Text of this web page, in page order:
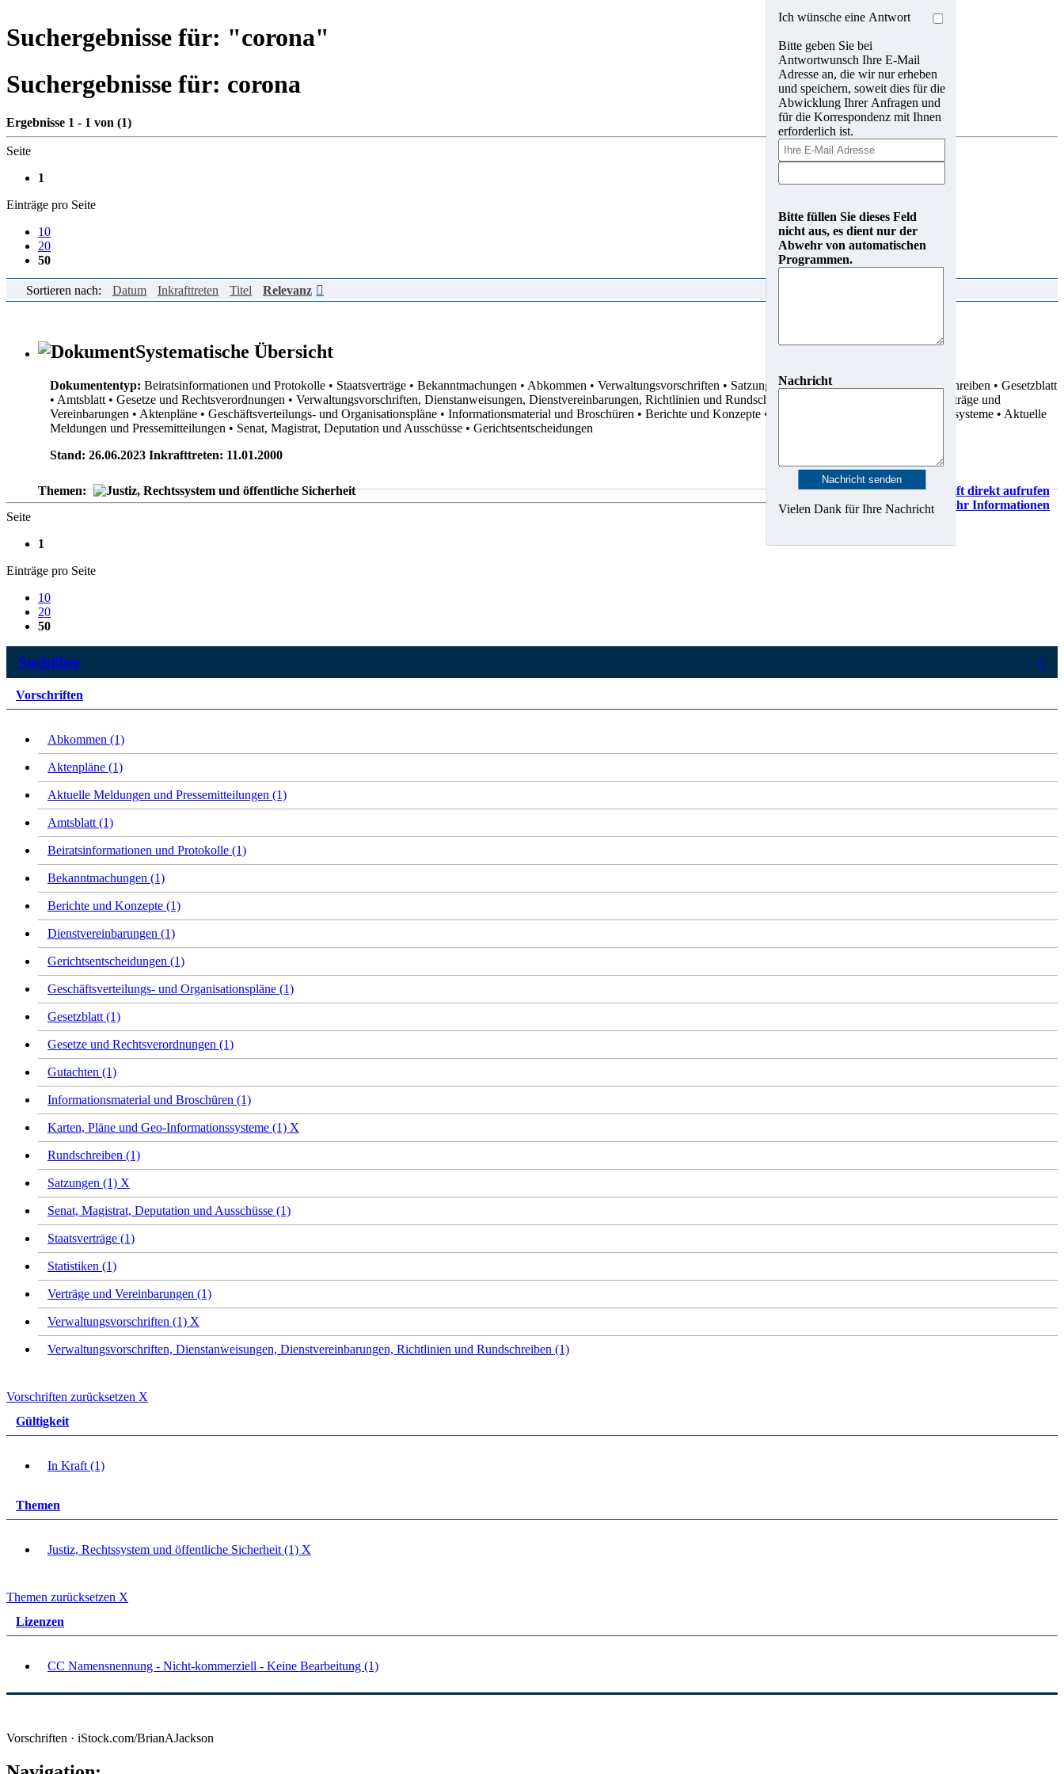
Suchergebnisse für: "corona"
Suchergebnisse für: corona
Ergebnisse 1 - 1 von (1)
Seite
1
Einträge pro Seite
10
20
50
Sortieren nach: Datum Inkrafttreten Titel Relevanz
Systematische Übersicht
Dokumententyp: Beiratsinformationen und Protokolle • Staatsverträge • Bekanntmachungen • Abkommen • Verwaltungsvorschriften • Satzungen• Dienstvereinbarungen• Rundschreiben • Gesetzblatt
• Amtsblatt • Gesetze und Rechtsverordnungen • Verwaltungsvorschriften, Dienstanweisungen, Dienstvereinbarungen, Richtlinien und Rundschreiben
• Verträge und
Vereinbarungen • Aktenpläne • Geschäftsverteilungs- und Organisationspläne • Informationsmaterial und Broschüren • Berichte und Konzepte • Karten, Pläne und Geo-Informationssysteme • Aktuelle
Meldungen und Pressemitteilungen • Senat, Magistrat, Deputation und Ausschüsse • Gerichtsentscheidungen
Stand: 26.06.2023 Inkrafttreten: 11.01.2000
Themen:
Vorschrift direkt aufrufen
Mehr Informationen
Seite
1
Einträge pro Seite
10
20
50
Suchfilter
Vorschriften
Abkommen (1)
Aktenpläne (1)
Aktuelle Meldungen und Pressemitteilungen (1)
Amtsblatt (1)
Beiratsinformationen und Protokolle (1)
Bekanntmachungen (1)
Berichte und Konzepte (1)
Dienstvereinbarungen (1)
Gerichtsentscheidungen (1)
Geschäftsverteilungs- und Organisationspläne (1)
Gesetzblatt (1)
Gesetze und Rechtsverordnungen (1)
Gutachten (1)
Informationsmaterial und Broschüren (1)
Karten, Pläne und Geo-Informationssysteme (1) X
Rundschreiben (1)
Satzungen (1) X
Senat, Magistrat, Deputation und Ausschüsse (1)
Staatsverträge (1)
Statistiken (1)
Verträge und Vereinbarungen (1)
Verwaltungsvorschriften (1) X
Verwaltungsvorschriften, Dienstanweisungen, Dienstvereinbarungen, Richtlinien und Rundschreiben (1)
Vorschriften zurücksetzen X
Gültigkeit
In Kraft (1)
Themen
Justiz, Rechtssystem und öffentliche Sicherheit (1) X
Themen zurücksetzen X
Lizenzen
CC Namensnennung - Nicht-kommerziell - Keine Bearbeitung (1)
Ich wünsche eine Antwort
Bitte geben Sie bei
Antwortwunsch Ihre E-Mail
Adresse an, die wir nur erheben
und speichern, soweit dies für die
Abwicklung Ihrer Anfragen und
für die Korrespondenz mit Ihnen
erforderlich ist.
Bitte füllen Sie dieses Feld
nicht aus, es dient nur der
Abwehr von automatischen
Programmen.
Nachricht
Vielen Dank für Ihre Nachricht
Vorschriften · iStock.com/BrianAJackson